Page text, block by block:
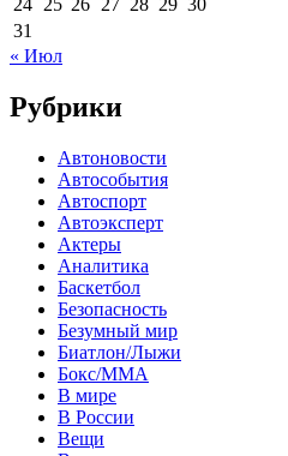
24 25 26 27 28 29 30
31
« Июл
Рубрики
Автоновости
Автособытия
Автоспорт
Автоэксперт
Актеры
Аналитика
Баскетбол
Безопасность
Безумный мир
Биатлон/Лыжи
Бокс/MMA
В мире
В России
Вещи